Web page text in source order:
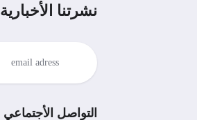
نشرتنا الأخبارية
التواصل الأجتماعي